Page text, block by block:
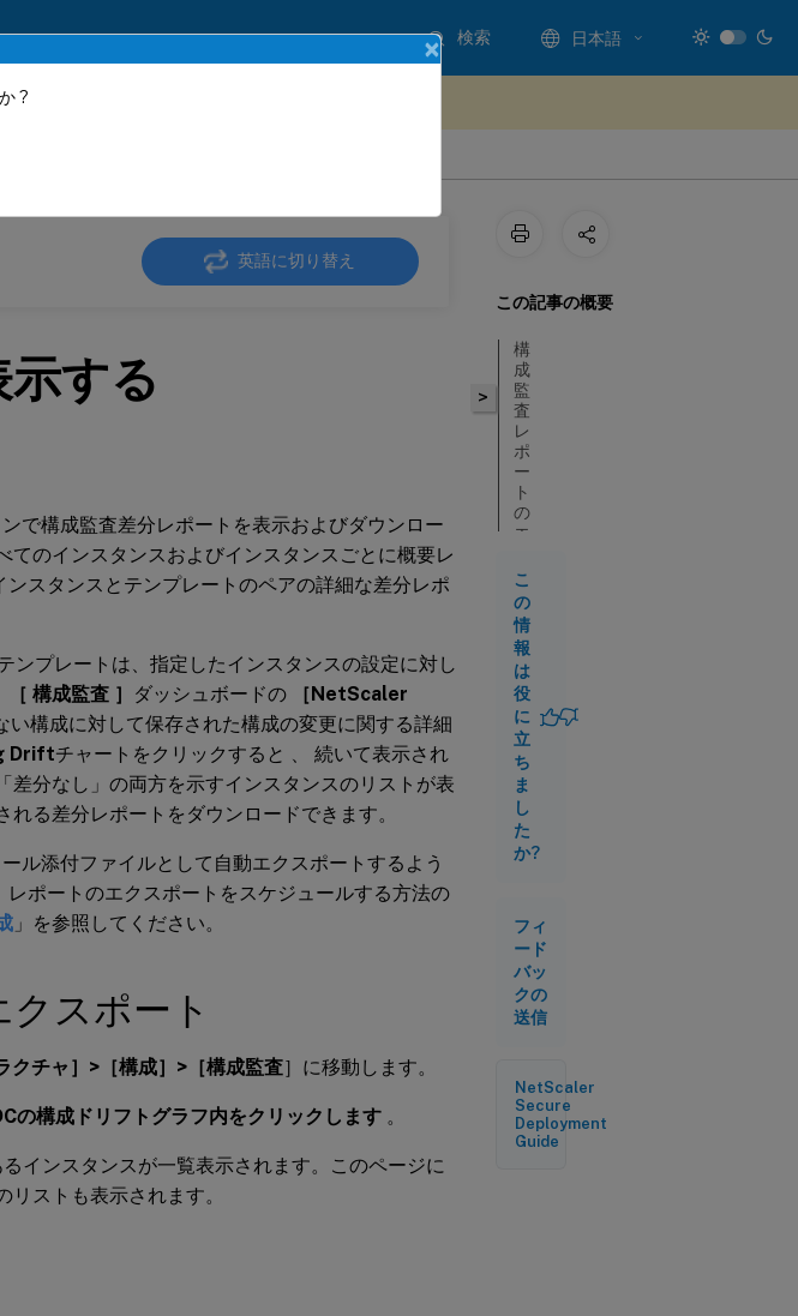
検索 日本語
英語に切り替え
する
で構成監査差分レポートを表示およびダウンロー
てのインスタンスおよびインスタンスごとに概要レ
スタンスとテンプレートのペアの詳細な差分レポ
プレートは、指定したインスタンスの設定に対し
［ 構成監査 ］ ダッシュボードの
［NetScaler
い構成に対して保存された構成の変更に関する詳細
Driftチャートをクリックすると 、 続いて表示され
差分なし」の両方を示すインスタンスのリストが表
る差分レポートをダウンロードできます。
ル添付ファイルとして自動エクスポートするよう
ポートのエクスポートをスケジュールする方法の
」を参照してください。
スポート
クチャ］>［構成］>［構成監査］に移動します。
の構成ドリフトグラフ内をクリックします 。
インスタンスが一覧表示されます。このページに
ストも表示されます。
>
この記事の概要
構
成
監
査
レ
ポ
ー
ト
の
エ
ス
ポ
ー
ト
フ
ァ
イ
ル
ス
テ
ー
タ
ス
レ
ポ
ー
ト
の
表
こ
の
ダ
こ
の
情
報
は
役
に
立
ち
ま
し
た
か?
フィ
ード
バッ
クの
送信
NetScaler
Secure
Deployment
Guide
×
?